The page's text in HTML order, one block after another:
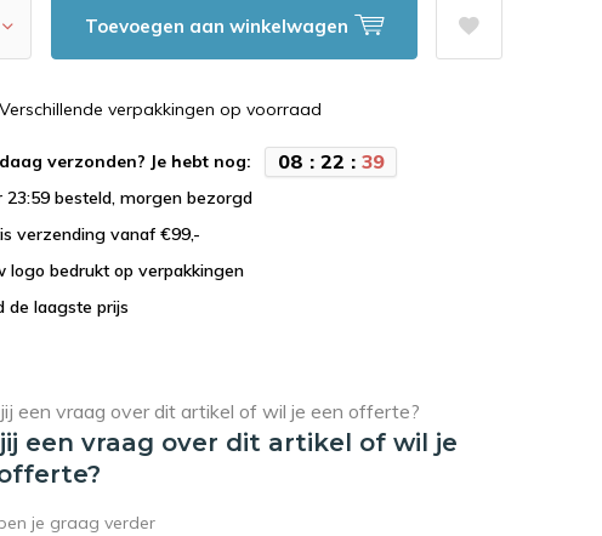
Toevoegen aan winkelwagen
verpakkingen op voorraad
verzonden? Je hebt nog: 08 : 22 : 38
23:59 besteld, morgen bezorgd
verzending vanaf €99,-
logo bedrukt op verpakkingen
de laagste prijs
een vraag over dit artikel of wil je
je graag verder